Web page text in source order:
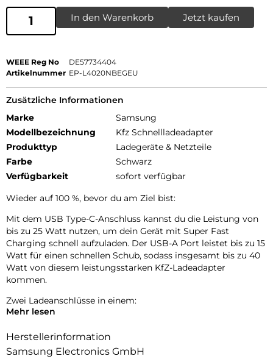
In den Warenkorb Jetzt kaufen
WEEE Reg No
DE57734404
Artikelnummer EP-L4020NBEGEU
Zusätzliche Informationen
Marke
Samsung
Modellbezeichnung
Kfz Schnellladeadapter
Produkttyp
Ladegeräte & Netzteile
Farbe
Schwarz
Verfügbarkeit
sofort verfügbar
Wieder auf 100 %, bevor du am Ziel bist:
Mit dem USB Type-C-Anschluss kannst du die Leistung von
bis zu 25 Watt nutzen, um dein Gerät mit Super Fast
Charging schnell aufzuladen. Der USB-A Port leistet bis zu 15
Watt für einen schnellen Schub, sodass insgesamt bis zu 40
Watt von diesem leistungsstarken KfZ-Ladeadapter
kommen.
Zwei Ladeanschlüsse in einem:
kannst du zwei kompatible Geräte gleichzeitig aufladen –
dein Smartphone und das deines Freundes.
Mehr lesen
Herstellerinformation
Samsung Electronics GmbH